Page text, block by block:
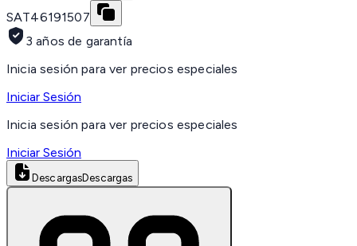
SAT46191507
3 años de garantía
Inicia sesión para ver precios especiales
Iniciar Sesión
Inicia sesión para ver precios especiales
Iniciar Sesión
DescargasDescargas